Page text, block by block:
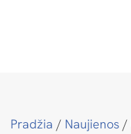
Pradžia / Naujienos /